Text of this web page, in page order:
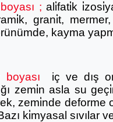
; ali̇fati̇k
grani̇t,
kayma
iç ve dış
zemi̇n asla su
zemi̇nde deforme
ki̇myasal sıvılar